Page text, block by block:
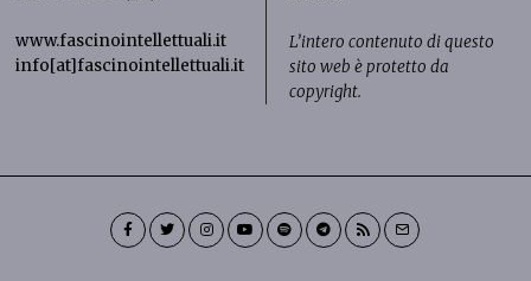
www.fascinointellettuali.it
info[at]fascinointellettuali.it
L’intero contenuto di questo
sito web è protetto da
copyright.